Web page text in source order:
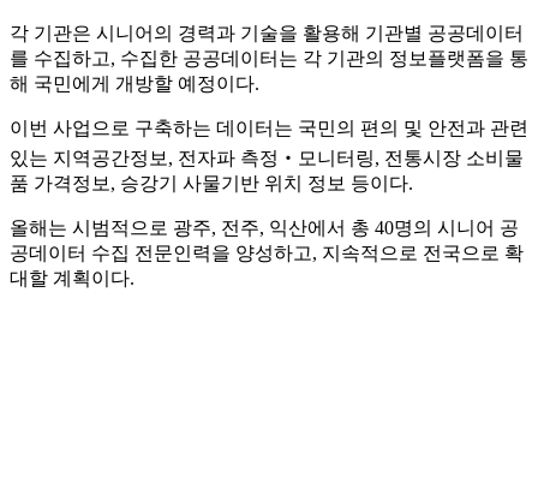
각 기관은 시니어의 경력과 기술을 활용해 기관별 공공데이터
를 수집하고, 수집한 공공데이터는 각 기관의 정보플랫폼을 통
해 국민에게 개방할 예정이다.
이번 사업으로 구축하는 데이터는 국민의 편의 및 안전과 관련
있는 지역공간정보, 전자파 측정‧모니터링, 전통시장 소비물
품 가격정보, 승강기 사물기반 위치 정보 등이다.
올해는 시범적으로 광주, 전주, 익산에서 총 40명의 시니어 공
공데이터 수집 전문인력을 양성하고, 지속적으로 전국으로 확
대할 계획이다.